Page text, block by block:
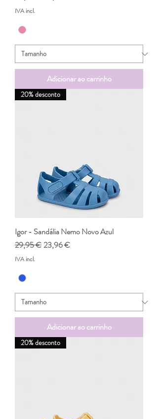
IVA incl.
Adicionar ao carrinho
20% desconto
Igor - Sandália Nemo Novo Azul
Preço normal
29,95 €Preço promocional
23,96 €
IVA incl.
Adicionar ao carrinho
20% desconto